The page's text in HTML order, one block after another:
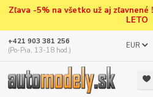
Zľava -5% na všetko už aj zľavnené
LETO
EUR
+421 903 381 256
(Po-Pia, 13-18 hod.)